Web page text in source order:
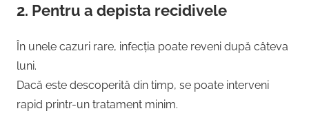
2. Pentru a depista recidivele
În unele cazuri rare, infecția poate reveni după câteva
luni.
Dacă este descoperită din timp, se poate interveni
rapid printr-un tratament minim.